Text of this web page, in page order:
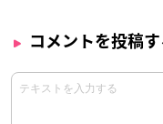
コメントを投稿す